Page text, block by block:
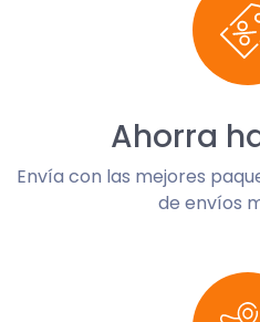
Ahorra
Envía con las mejores
de envíos